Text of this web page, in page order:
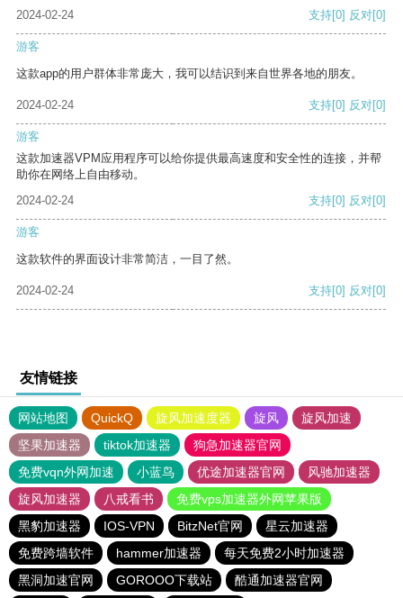
2024-02-24
支持[0] 反对[0]
游客
这款app的用户群体非常庞大，我可以结识到来自世界各地的朋友。
2024-02-24 支持[0] 反对[0]
游客
这款加速器VPM应用程序可以给你提供最高速度和安全性的连接，并帮
助你在网络上自由移动。
2024-02-24
支持[0] 反对[0]
游客
这款软件的界面设计非常简洁，一目了然。
2024-02-24 支持[0] 反对[0]
友情链接
网站地图 QuickQ 旋风加速度器 旋风
旋风加速
坚果加速器
tiktok加速器
狗急加速器官网
免费vqn外网加速
小蓝鸟 优途加速器官网
风驰加速器
旋风加速器
八戒看书
免费vps加速器外网苹果版
黑豹加速器
IOS-VPN BitzNet官网
星云加速器
免费跨墙软件
hammer加速器
每天免费2小时加速器
黑洞加速官网
GOROOO下载站 酷通加速器官网